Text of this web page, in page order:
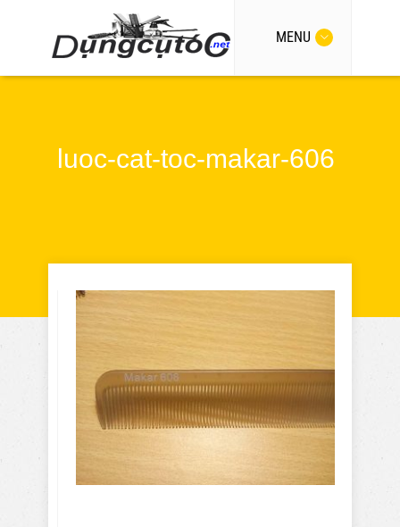
MENU
luoc-cat-toc-makar-606